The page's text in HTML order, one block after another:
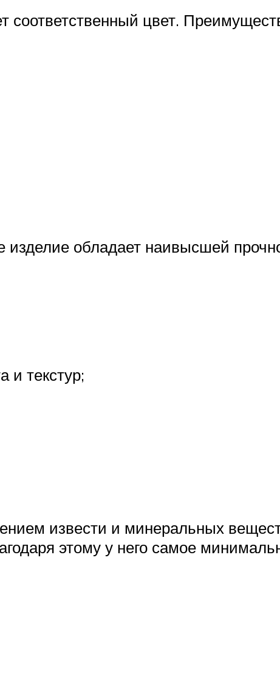
соответственный цвет.
изделие обладает наивысшей
и текстур;
извести и минеральных
этому у него самое